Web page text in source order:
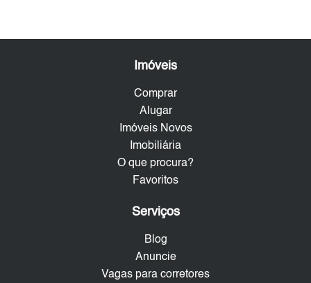
Imóveis
Comprar
Alugar
Imóveis Novos
Imobiliária
O que procura?
Favoritos
Serviços
Blog
Anuncie
Vagas para corretores